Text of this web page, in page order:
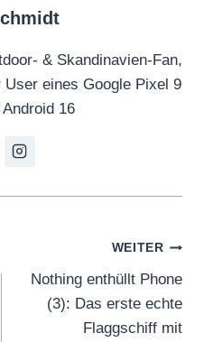
& Skandinavien-Fan,
eines Google Pixel 9
16
WEITER
Nothing enthüllt Phone
(3): Das erste echte
Flaggschiff mit